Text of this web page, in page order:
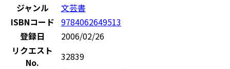
ジャンル
文芸書
ISBNコード 9784062649513
登録日
2006/02/26
リクエスト
No.
32839